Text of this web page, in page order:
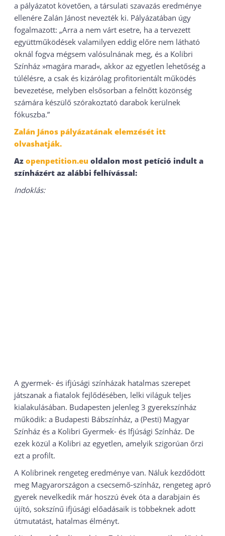
a pályázatot követően, a társulati szavazás eredménye
ellenére Zalán Jánost nevezték ki. Pályázatában úgy
fogalmazott: „Arra a nem várt esetre, ha a tervezett
együttműködések valamilyen eddig előre nem látható
oknál fogva mégsem valósulnának meg, és a Kolibri
Színház »magára marad«, akkor az egyetlen lehetőség a
túlélésre, a csak és kizárólag profitorientált működés
bevezetése, melyben elsősorban a felnőtt közönség
számára készülő szórakoztató darabok kerülnek
fókuszba.”
Zalán János pályázatának elemzését itt
olvashatják.
Az openpetition.eu oldalon most petíció indult a
színházért az alábbi felhívással:
Indoklás:
A gyermek- és ifjúsági színházak hatalmas szerepet
játszanak a fiatalok fejlődésében, lelki világuk teljes
kialakulásában. Budapesten jelenleg 3 gyerekszínház
működik: a Budapesti Bábszínház, a (Pesti) Magyar
Színház és a Kolibri Gyermek- és Ifjúsági Színház. De
ezek közül a Kolibri az egyetlen, amelyik szigorúan őrzi
ezt a profilt.
A Kolibrinek rengeteg eredménye van. Náluk kezdődött
meg Magyarországon a csecsemő-színház, rengeteg apró
gyerek nevelkedik már hoszzú évek óta a darabjain és
újító, sokszínű ifjúsági előadásaik is többeknek adott
útmutatást, hatalmas élményt.